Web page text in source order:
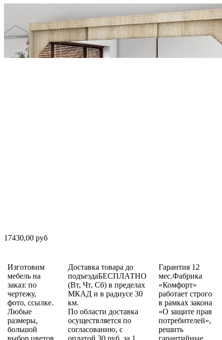
17430,00 руб
Изготовим
мебель на
заказ: по
чертежу,
фото, ссылке.
Любые
размеры,
большой
Доставка товара до
подъездаБЕСПЛАТНО
(Вт, Чт, Сб) в пределах
МКАД и в радиусе 30
км.
По области доставка
осуществляется по
согласованию, с
Гарантия 12
мес.Фабрика
«Комфорт»
работает строго
в рамках закона
«О защите прав
потребителей»,
решить